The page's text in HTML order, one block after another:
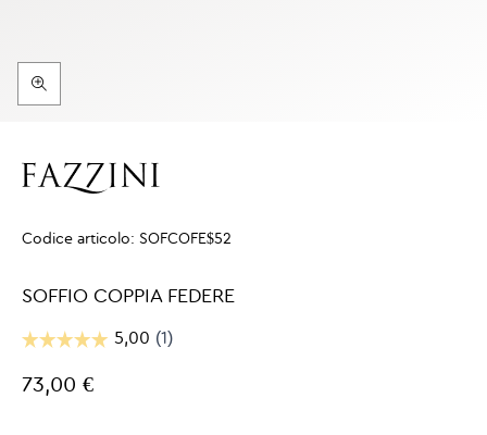
Codice articolo: SOFCOFE$52
SOFFIO COPPIA FEDERE
73,00 €